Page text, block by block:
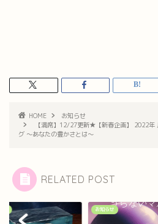
HOME
お知らせ
【満席】12/27更新★【新春企画】 2022年
グ ～あなたの豊かさとは～
RELATED POST
お知らせ